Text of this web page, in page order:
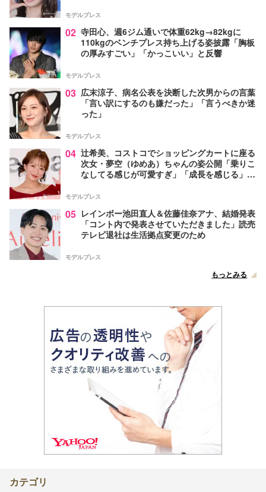
モデルプレス
02 寺田心、週6ジム通いで体重62kg→82kgに
110kgのベンチプレス持ち上げる姿披露「胸板
の厚みすごい」「かっこいい」と反響
モデルプレス
03 広末涼子、病名公表を決断した次男からの言葉
「言い訳にするのも嫌だった」「言うべきか迷
った」
モデルプレス
04 辻希美、コストコでショッピングカートに座る
次女・夢空（ゆめあ）ちゃんの姿公開「乗りこ
なしてる感じが可愛すぎ」「成長を感じる」の
モデルプレス
05 レインボー池田直人＆佐藤佳奈アナ、結婚発表
「コント内で発表させていただきました」読売
テレビ退社は生活拠点変更のため
モデルプレス
もっとみる
カテゴリ